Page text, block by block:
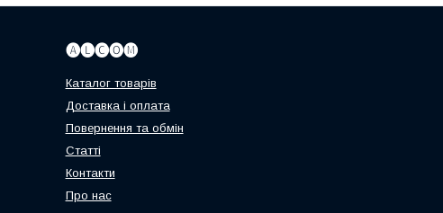
🅐🅛🅒🅞🅜
Каталог товарів
Доставка і оплата
Повернення та обмін
Статті
Контакти
Про нас